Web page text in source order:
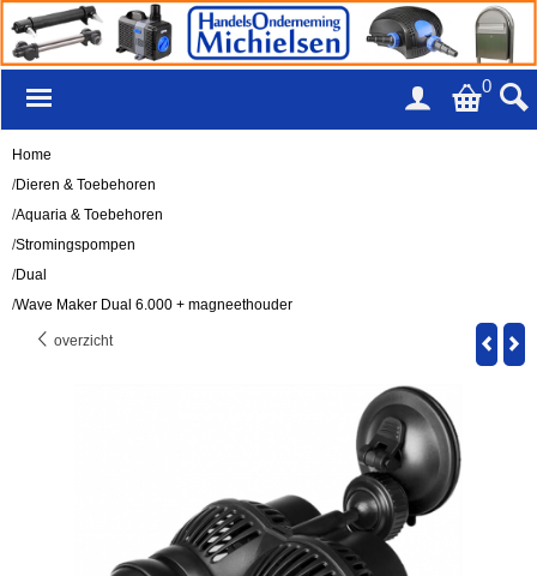
0
Home
/Dieren & Toebehoren
/Aquaria & Toebehoren
/Stromingspompen
/Dual
/Wave Maker Dual 6.000 + magneethouder
overzicht